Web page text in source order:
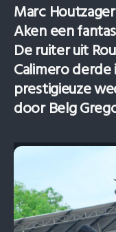
Marc
Aken een
De ruiter uit
Calimero derde
prestigieuze
door Belg